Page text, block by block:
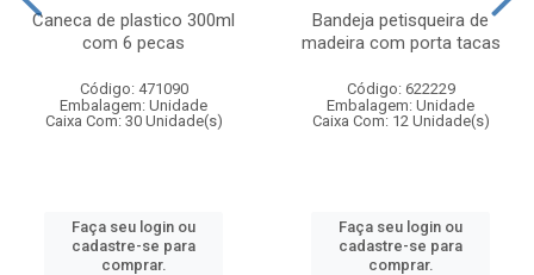
Caneca de plastico 300ml
com 6 pecas
Código: 471090
Embalagem: Unidade
Caixa Com: 30 Unidade(s)
Faça seu login ou
cadastre-se para
comprar.
Bandeja petisqueira de
madeira com porta tacas
Código: 622229
Embalagem: Unidade
Caixa Com: 12 Unidade(s)
Faça seu login ou
cadastre-se para
comprar.